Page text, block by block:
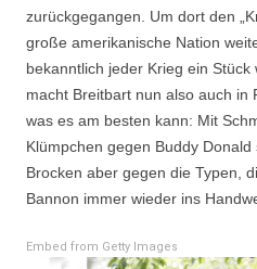
zurückgegangen. Um dort den
große amerikanische Nation
bekanntlich jeder Krieg ein
macht Breitbart nun also auch in
was es am besten kann: Mit
Klümpchen gegen Buddy
Brocken aber gegen die Typen,
Bannon immer wieder ins
Embed from Getty Images